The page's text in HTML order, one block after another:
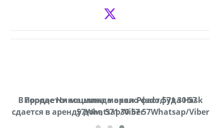
В городе Ниноцминда около фастфуда Hask
cдается в аренду дом, 571 30 57 57Whatsap/Viber
Продается машина марки Prado,571 30 57
57Whatsap/Viber